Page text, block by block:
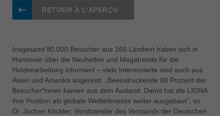
Taiwan
türkçe
USA
english
Việt Nam
tiếng việt
RETOUR À L'APERÇU
Insgesamt 80.000 Besucher aus 160 Ländern haben sich in
Hannover über die Neuheiten und Megatrends für die
Holzbearbeitung informiert – viele Interessierte sind auch aus
Asien und Amerika angereist. „Beeindruckende 60 Prozent der
Besucher*innen kamen aus dem Ausland. Damit hat die LIGNA
ihre Position als globale Weltleitmesse weiter ausgebaut“, so
Dr. Jochen Köckler, Vorsitzender des Vorstands der Deutschen